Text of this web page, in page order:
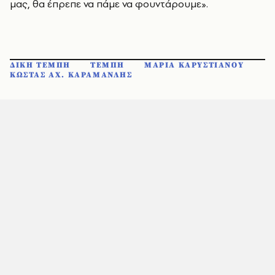
μας, θα έπρεπε να πάμε να φουντάρουμε».
ΔΙΚΗ ΤΕΜΠΗ ΤΕΜΠΗ
ΜΑΡΙΑ ΚΑΡΥΣΤΙΑΝΟΥ
ΚΩΣΤΑΣ ΑΧ. ΚΑΡΑΜΑΝΛΗΣ